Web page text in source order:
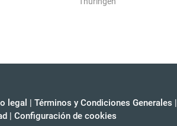
legal | Términos y Condiciones Generales |
| Configuración de cookies